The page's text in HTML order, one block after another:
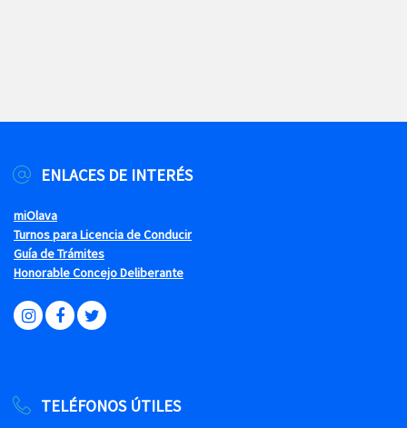
ENLACES DE INTERÉS
miOlava
Turnos para Licencia de Conducir
Guía de Trámites
Honorable Concejo Deliberante
TELÉFONOS ÚTILES